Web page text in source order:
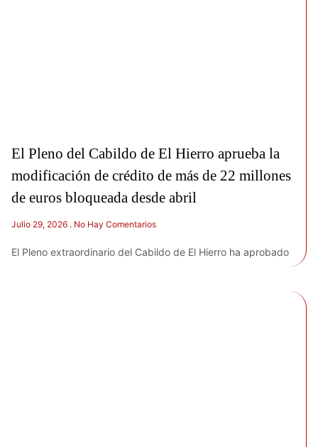
El Pleno del Cabildo de El Hierro aprueba la
modificación de crédito de más de 22 millones
de euros bloqueada desde abril
Julio 29, 2026 No Hay Comentarios
El Pleno extraordinario del Cabildo de El Hierro ha aprobado